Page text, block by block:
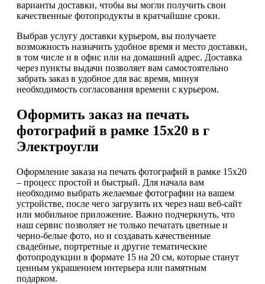
варианты доставки, чтобы вы могли получить свои
качественные фотопродукты в кратчайшие сроки.
Выбрав услугу доставки курьером, вы получаете
возможность назначить удобное время и место доставки,
в том числе и в офис или на домашний адрес. Доставка
через пункты выдачи позволяет вам самостоятельно
забрать заказ в удобное для вас время, минуя
необходимость согласования времени с курьером.
Оформить заказ на печать
фотографий в рамке 15х20 в г
Электроугли
Оформление заказа на печать фотографий в рамке 15х20
– процесс простой и быстрый. Для начала вам
необходимо выбрать желаемые фотографии на вашем
устройстве, после чего загрузить их через наш веб-сайт
или мобильное приложение. Важно подчеркнуть, что
наш сервис позволяет не только печатать цветные и
черно-белые фото, но и создавать качественные
свадебные, портретные и другие тематические
фотопродукции в формате 15 на 20 см, которые станут
ценным украшением интерьера или памятным
подарком.